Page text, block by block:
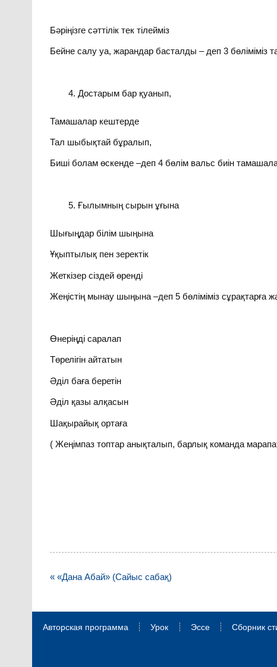
Бәріңізге сәттілік тек тілейміз
Бейне салу уа, жарандар басталды – деп 3 бөліміміз
Достарым бар қуанып,
Тамашалар кештерде
Тал шыбықтай бұралып,
Биші болам өскенде –деп 4 бөлім вальс биін
Ғылымның сырын ұғына
Шығыңдар білім шыңына
Ұқыптылық пен зеректік
Жеткізер сіздей өренді
Жеңістің мынау шыңына –деп 5 бөліміміз сұрақтарға
Өнеріңді саралап
Төрелігін айтатын
Әділ баға беретін
Әділ қазы алқасын
Шақырайық ортаға
( Жеңімпаз топтар анықталып, барлық команда
Навигация
« «Дана Абай» (Сайыс сабақ)
Авторская программа Урок Эссе Сборник